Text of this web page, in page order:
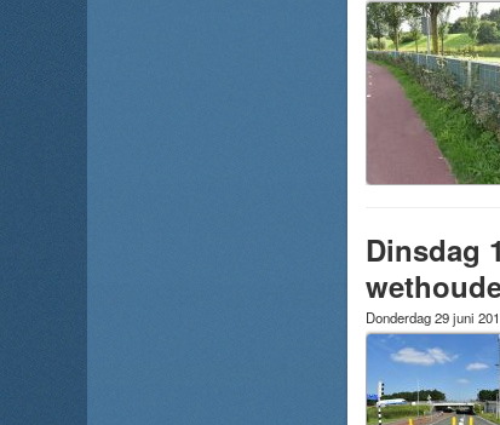
Dinsdag
Donderdag 29 juni